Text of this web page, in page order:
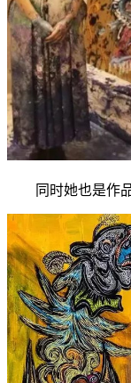
同时她也是作